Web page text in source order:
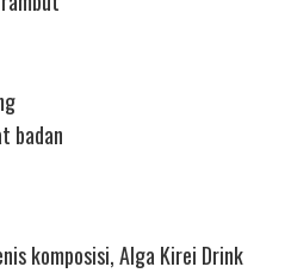
badan
komposisi, Alga Kirei Drink